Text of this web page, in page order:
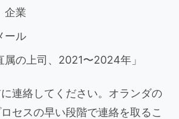
企業
ール
属の上司、2021〜2024年」
連絡してください。オランダの
セスの早い段階で連絡を取るこ